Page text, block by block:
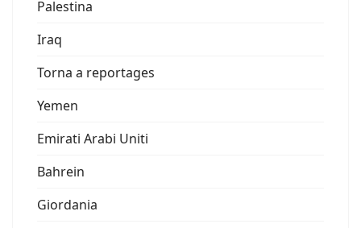
Palestina
Iraq
Torna a reportages
Yemen
Emirati Arabi Uniti
Bahrein
Giordania